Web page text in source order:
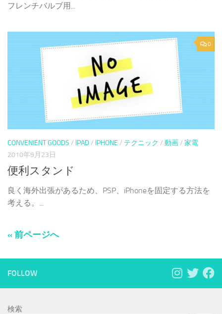
フレンチバルブ用...
0
CONVENIENT GOODS / IPAD/ IPHONE / テクニック / 動画/ 家電
2010年9月23日
便利スタンド
良く海外出張があるため、PSP、iPhoneを固定する方法を
考える。...
« 前ページへ
FOLLOW
検索